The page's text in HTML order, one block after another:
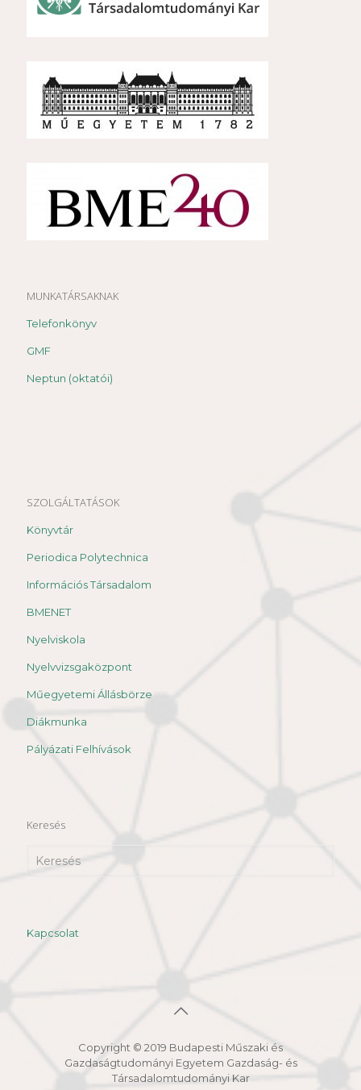
MUNKATÁRSAKNAK
Telefonkönyv
GMF
Neptun (oktatói)
SZOLGÁLTATÁSOK
Könyvtár
Periodica Polytechnica
Információs Társadalom
BMENET
Nyelviskola
Nyelvvizsgaközpont
Műegyetemi Állásbörze
Diákmunka
Pályázati Felhívások
Keresés
Kapcsolat
Copyright © 2019 Budapesti Műszaki és
Gazdaságtudományi Egyetem Gazdaság- és
Társadalomtudományi Kar